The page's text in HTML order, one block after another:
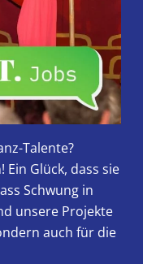
Talente?
Ein Glück, dass sie
Schwung in
unsere Projekte
auch für die